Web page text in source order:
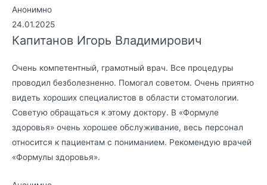
Анонимно
24.01.2025
Капитанов Игорь Владимирович
Очень компетентный, грамотный врач. Все процедуры
проводил безболезненно. Помогал советом. Очень приятно
видеть хороших специалистов в области стоматологии.
Советую обращаться к этому доктору. В «Формуле
здоровья» очень хорошее обслуживание, весь персонал
относится к пациентам с пониманием. Рекомендую врачей
«Формулы здоровья».